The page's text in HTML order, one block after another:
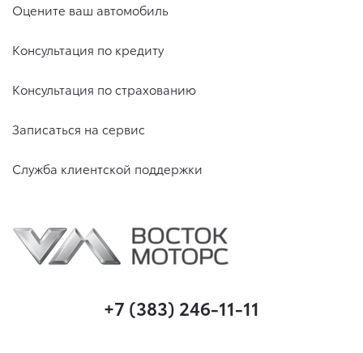
Оцените ваш автомобиль
Консультация по кредиту
Консультация по страхованию
Записаться на сервис
Служба клиентской поддержки
+7 (383) 246-11-11